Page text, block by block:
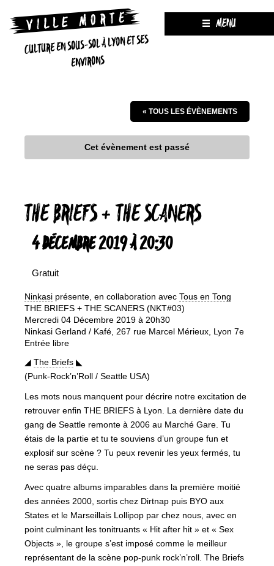
CULTURE EN SOUS-SOL À LYON ET SES
ENVIRONS
MENU
« TOUS LES ÉVÈNEMENTS
Cet évènement est passé
THE BRIEFS + THE SCANERS
4 DÉCEMBRE 2019 À 20:30
Gratuit
Ninkasi présente, en collaboration avec Tous en Tong
THE BRIEFS + THE SCANERS (NKT#03)
Mercredi 04 Décembre 2019 à 20h30
Ninkasi Gerland / Kafé, 267 rue Marcel Mérieux, Lyon 7e
Entrée libre
◢ The Briefs ◣
(Punk-Rock’n’Roll / Seattle USA)
Les mots nous manquent pour décrire notre excitation de
retrouver enfin THE BRIEFS à Lyon. La dernière date du
gang de Seattle remonte à 2006 au Marché Gare. Tu
étais de la partie et tu te souviens d’un groupe fun et
explosif sur scène ? Tu peux revenir les yeux fermés, tu
ne seras pas déçu.
Avec quatre albums imparables dans la première moitié
des années 2000, sortis chez Dirtnap puis BYO aux
States et le Marseillais Lollipop par chez nous, avec en
point culminant les tonitruants « Hit after hit » et « Sex
Objects », le groupe s’est imposé comme le meilleur
représentant de la scène pop-punk rock’n’roll. The Briefs